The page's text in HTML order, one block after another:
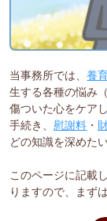
当事務所では、養
生する各種の悩み
傷ついた心をケア
手続き、慰謝料 ・
どの知識を深めた
このページに記載
りますので、まず